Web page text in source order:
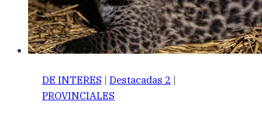
DE INTERES | Destacadas 2 |
PROVINCIALES